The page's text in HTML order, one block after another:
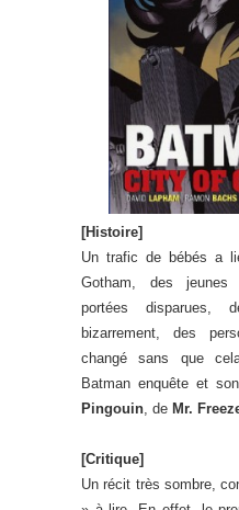
[Histoire]
Un trafic de bébés a
Gotham, des jeunes
portées disparues,
bizarrement, des
changé sans que
Batman enquête et
Pingouin, de Mr.
[Critique]
Un récit très sombre,